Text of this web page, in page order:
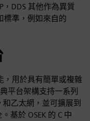
，DDS 其他作為異質
標準，例如來自的
，用於具有簡單或複雜
平台架構支持一系列
和乙太網，並可擴展到
基於 OSEK 的 C 中